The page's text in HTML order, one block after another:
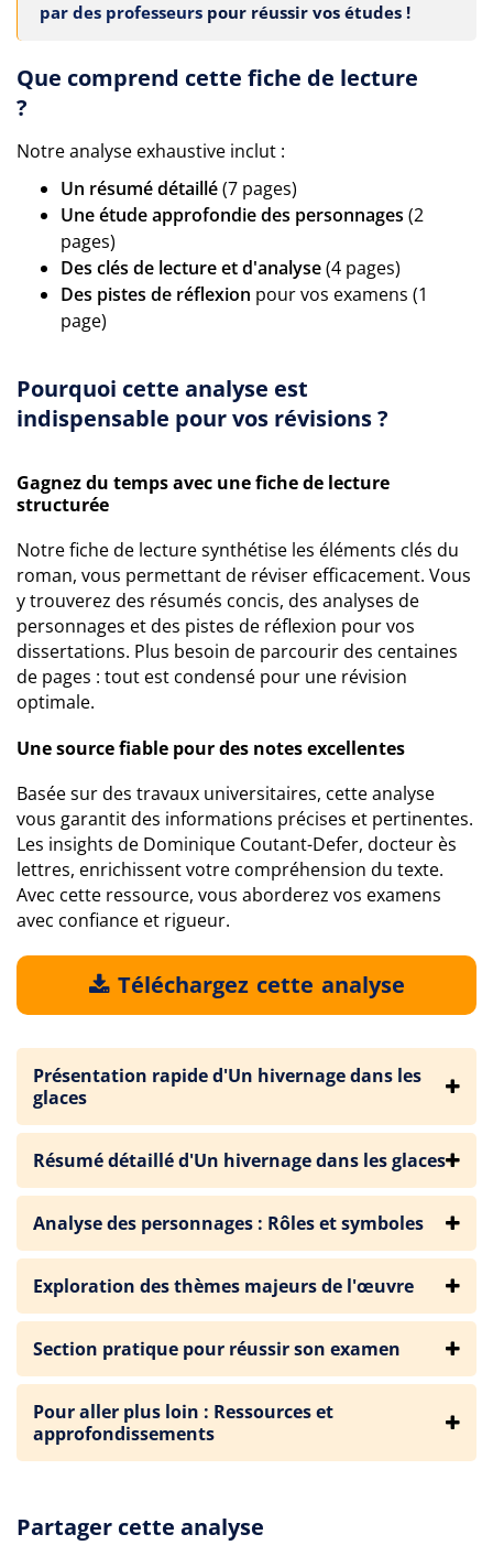
par des professeurs pour réussir vos études !
Que comprend cette fiche de lecture
?
Notre analyse exhaustive inclut :
Un résumé détaillé(7 pages)
Une étude approfondie des personnages (2
pages)
Des clés de lecture et d'analyse(4 pages)
Des pistes de réflexion pour vos examens (1
page)
Pourquoi cette analyse est
indispensable pour vos révisions ?
Gagnez du temps avec une fiche de lecture
structurée
Notre fiche de lecture synthétise les éléments clés du
roman, vous permettant de réviser efficacement. Vous
y trouverez des résumés concis, des analyses de
personnages et des pistes de réflexion pour vos
dissertations. Plus besoin de parcourir des centaines
de pages : tout est condensé pour une révision
optimale.
Une source fiable pour des notes excellentes
Basée sur des travaux universitaires, cette analyse
vous garantit des informations précises et pertinentes.
Les insights de Dominique Coutant-Defer, docteur ès
lettres, enrichissent votre compréhension du texte.
Avec cette ressource, vous aborderez vos examens
avec confiance et rigueur.
Téléchargez cette analyse
Présentation rapide d'Un hivernage dans les
glaces
Résumé détaillé d'Un hivernage dans les glaces
Analyse des personnages : Rôles et symboles
Exploration des thèmes majeurs de l'œuvre
Section pratique pour réussir son examen
Pour aller plus loin : Ressources et
approfondissements
Partager cette analyse